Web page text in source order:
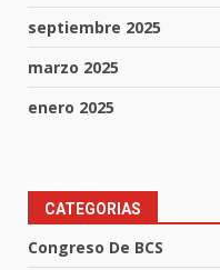
septiembre 2025
marzo 2025
enero 2025
CATEGORIAS
Congreso De BCS